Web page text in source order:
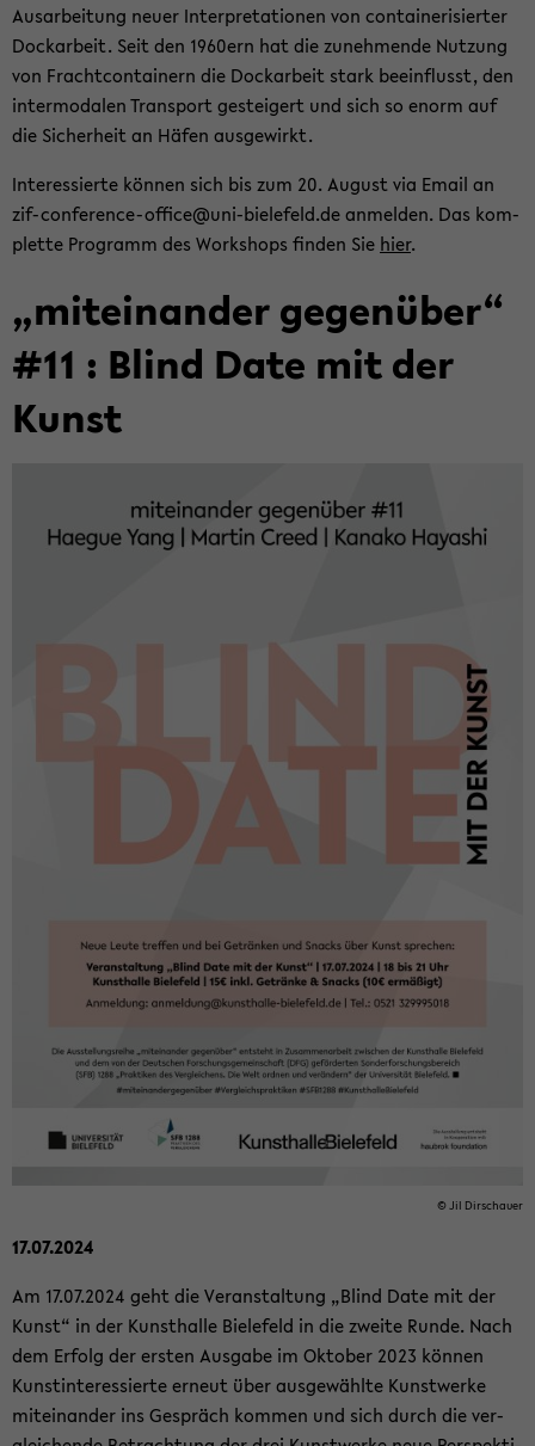
Aus­ar­bei­tung neuer In­ter­pre­ta­tio­nen von con­tai­ne­ri­sier­ter
Dock­ar­beit. Seit den 1960ern hat die zu­neh­men­de Nut­zung
von Fracht­con­tai­nern die Dock­ar­beit stark be­ein­flusst, den
in­ter­mo­da­len Trans­port ge­stei­gert und sich so enorm auf
die Si­cher­heit an Häfen aus­ge­wirkt.
In­ter­es­sier­te kön­nen sich bis zum 20. Au­gust via Email an
zif-​conference-office@uni-​bielefeld.de an­mel­den. Das kom­
plet­te Pro­gramm des Work­shops fin­den Sie hier.
„mit­ein­an­der ge­gen­über“
#11 : Blind Date mit der
Kunst
© Jil Dir­schau­er
17.07.2024
Am 17.07.2024 geht die Ver­an­stal­tung „Blind Date mit der
Kunst“ in der Kunst­hal­le Bie­le­feld in die zwei­te Runde. Nach
dem Er­folg der ers­ten Aus­ga­be im Ok­to­ber 2023 kön­nen
Kunst­in­ter­es­sier­te er­neut über aus­ge­wähl­te Kunst­wer­ke
mit­ein­an­der ins Ge­spräch kom­men und sich durch die ver­